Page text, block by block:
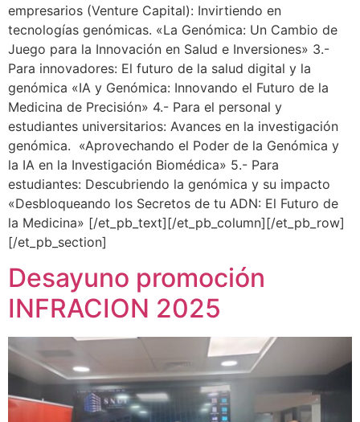
empresarios (Venture Capital): Invirtiendo en
tecnologías genómicas. «La Genómica: Un Cambio de
Juego para la Innovación en Salud e Inversiones» 3.-
Para innovadores: El futuro de la salud digital y la
genómica «IA y Genómica: Innovando el Futuro de la
Medicina de Precisión» 4.- Para el personal y
estudiantes universitarios: Avances en la investigación
genómica. «Aprovechando el Poder de la Genómica y
la IA en la Investigación Biomédica» 5.- Para
estudiantes: Descubriendo la genómica y su impacto
«Desbloqueando los Secretos de tu ADN: El Futuro de
la Medicina» [/et_pb_text][/et_pb_column][/et_pb_row]
[/et_pb_section]
Desayuno promoción
INFRACION 2025